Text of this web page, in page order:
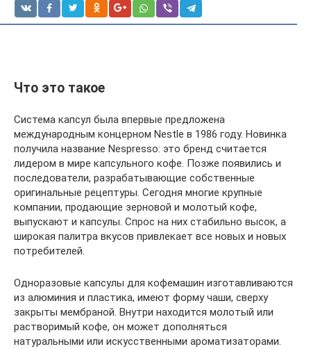
Что это такое
Система капсул была впервые предложена
международным концерном Nestle в 1986 году. Новинка
получила название Nespresso: это бренд считается
лидером в мире капсульного кофе. Позже появились и
последователи, разрабатывающие собственные
оригинальные рецептуры. Сегодня многие крупные
компании, продающие зерновой и молотый кофе,
выпускают и капсулы. Спрос на них стабильно высок, а
широкая палитра вкусов привлекает все новых и новых
потребителей.
Одноразовые капсулы для кофемашин изготавливаются
из алюминия и пластика, имеют форму чаши, сверху
закрыты мембраной. Внутри находится молотый или
растворимый кофе, он может дополняться
натуральными или искусственными ароматизаторами.